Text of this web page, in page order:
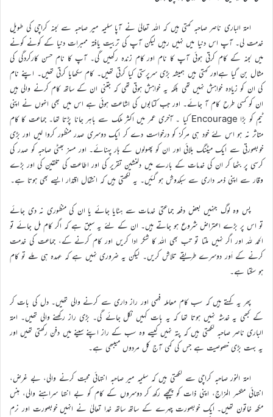
امۃ الباری ناصر صاحبہ کہتی ہیں کہ اللہ تعالیٰ نے آپا سلیمہ میر صاحبہ سے لجنہ کراچی کی طویل
خدمت لی۔ آپ اس دنیا میں نہیں رہیں لیکن آپ کی تربیت یافتہ ممبرات دنیا کے کونے کونے
میں لجنہ کے کام کرتی ہوئی آپ کا نام اور کام زندہ رکھیں گی۔ آپ کا نام حسن کارکردگی کی
مثال بن گیا ہےاور کہتی ہیں ہمیشہ بڑی سرپرستی کیا کرتی تھیں۔ کام سکھایا کرتی تھیں۔ اپنے نام
کی ان کو زیادہ خواہش نہیں تھی بلکہ یہ خواہش ہوتی تھی کہ جتنی ان کے ساتھ کام کرنے والی ہیں
ان کو کسی طرح کام آ جائے۔ اور جب کتابوں کی اشاعت ہوئی ہے اس میں بھی انہوں نے اپنی
ٹیم کو بڑا Encourage کیا ۔ آخری عمر میں اکثر ملک سے باہر جانا پڑتا تھا۔ جماعت کا کام
متاثر نہ ہو اس لئے خود ہی مرکز کو درخواست دے کر ایک دوسری صدر منظور کروا لیں اور بڑی
خوبصورتی سے ایک میٹنگ بلائی اور ان کو پھولوں کے ہار پہنائے۔ اور مسز بھٹی صاحبہ کو صدر کی
کرسی پر بٹھا کر ان کی خدمات کے بارے میں دلنشین تقریر کی اور اطاعت کی تلقین کی اور بڑے
وقار سے اپنی ذمہ داری سے سبکدوش ہو گئیں۔ یہ لکھتی ہیں کہ انتقال اقتدار ایسے بھی ہوتا ہے۔
پس وہ لوگ جنہیں بعض دفعہ جماعتی خدمات سے ہٹایا جائے یا ان کی منظوری نہ دی جائے
تو اس پر بڑے اعتراض شروع ہو جاتے ہیں۔ ان کے لئے یہ سبق ہے کہ اگر کام مل جائے تو
الحمد للہ اور اگر نہیں ملتا تو تب بھی اللہ کا شکر ادا کریں اور کام کرنے کے، جماعت کی خدمت
کرنے کے اَور دوسرے طریقے تلاش کریں۔ لیکن یہ ضروری نہیں ہے کہ عہدہ ہی ملے تو کام
ہو سکتا ہے۔
پھر یہ کہتے ہیں کہ سب کام معاملہ فہمی اور راز داری سے کرنے والی تھیں۔ دل کی بات کر
کے کبھی یہ خدشہ نہیں ہوتا تھا کہ یہ بات کہیں نکل جائے گی۔ بڑی راز رکھنے والی تھیں۔ امۃ
الباری ناصر صاحبہ لکھتی ہیں کہ پتہ نہیں کیسے وہ سب کے راز اپنے سینے میں دفن رکھتی تھیں اور
یہ بہت بڑی خصوصیت ہے جس کی کمی آج کل مردوں میںبھی ہے۔
امۃ النور صاحبہ کراچی سے لکھتی ہیں کہ سلیمہ میر صاحبہ انتہائی محبت کرنے والی، بے غرض،
انتہائی منکسر المزاج، اپنی ذات کو پیچھے رکھ کر دوسروں کے کام کو بے انتہا سراہنے والی، ہنس
مکھ خاتون تھیں۔ ایک خوبصورت چہرے کے ساتھ ساتھ خدا تعالیٰ نے انہیں خوبصورت اور نرم